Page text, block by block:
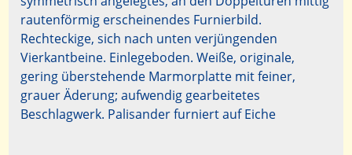
rautenförmig erscheinendes Furnierbild.
Rechteckige, sich nach unten verjüngenden
Vierkantbeine. Einlegeboden. Weiße, originale,
gering überstehende Marmorplatte mit feiner,
grauer Äderung; aufwendig gearbeitetes
Beschlagwerk. Palisander furniert auf Eiche